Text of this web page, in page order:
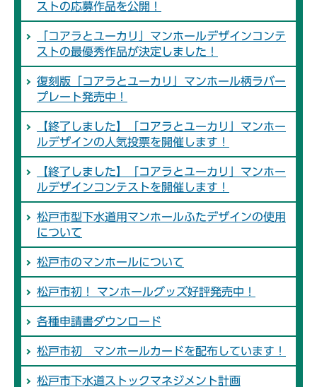
ストの応募作品を公開！
「コアラとユーカリ」マンホールデザインコンテ
ストの最優秀作品が決定しました！
復刻版「コアラとユーカリ」マンホール柄ラバー
プレート発売中！
【終了しました】「コアラとユーカリ」マンホー
ルデザインの人気投票を開催します！
【終了しました】「コアラとユーカリ」マンホー
ルデザインコンテストを開催します！
松戸市型下水道用マンホールふたデザインの使用
について
松戸市のマンホールについて
松戸市初！ マンホールグッズ好評発売中！
各種申請書ダウンロード
松戸市初 マンホールカードを配布しています！
松戸市下水道ストックマネジメント計画